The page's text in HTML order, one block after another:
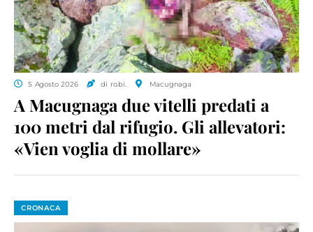
5 Agosto 2026 di ro.bi. Macugnaga
A Macugnaga due vitelli predati a
100 metri dal rifugio. Gli allevatori:
«Vien voglia di mollare»
CRONACA